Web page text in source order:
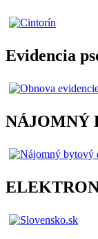
Evidencia
NÁJOMNÝ